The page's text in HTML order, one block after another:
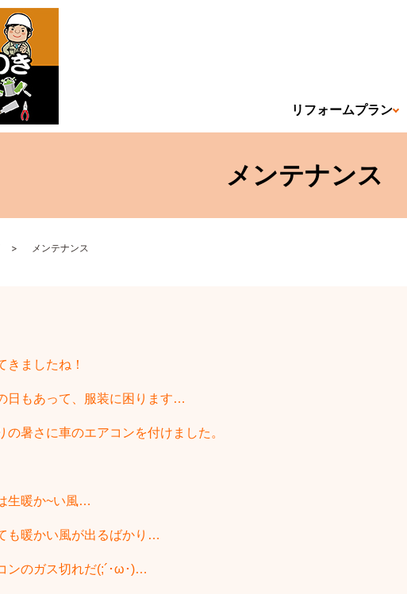
リフォームプラン
メンテナンス
メンテナンス
きましたね！
日もあって、服装に困ります…
の暑さに車のエアコンを付けました。
生暖か~い風…
も暖かい風が出るばかり…
ンのガス切れだ(;´･ω･)…